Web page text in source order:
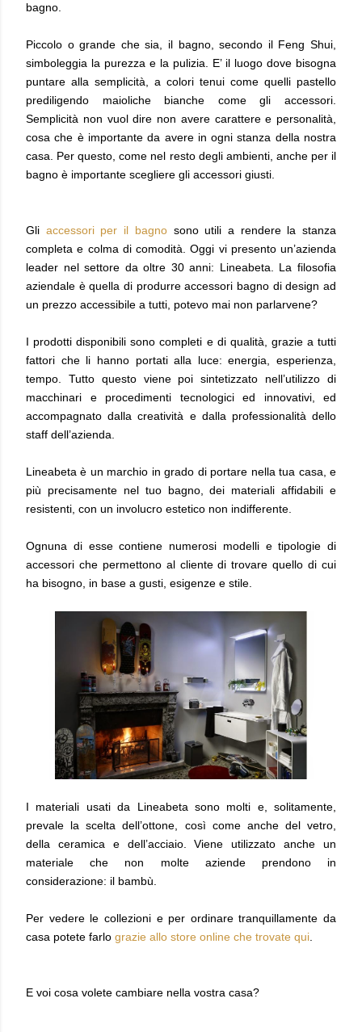
bagno.
Piccolo o grande che sia, il bagno, secondo il Feng Shui,
simboleggia la purezza e la pulizia. E’ il luogo dove bisogna
puntare alla semplicità, a colori tenui come quelli pastello
prediligendo maioliche bianche come gli accessori.
Semplicità non vuol dire non avere carattere e personalità,
cosa che è importante da avere in ogni stanza della nostra
casa. Per questo, come nel resto degli ambienti, anche per il
bagno è importante scegliere gli accessori giusti.
Gli accessori per il bagnosono utili a rendere la stanza
completa e colma di comodità. Oggi vi presento un’azienda
leader nel settore da oltre 30 anni: Lineabeta. La filosofia
aziendale è quella di produrre accessori bagno di design ad
un prezzo accessibile a tutti, potevo mai non parlarvene?
I prodotti disponibili sono completi e di qualità, grazie a tutti
fattori che li hanno portati alla luce: energia, esperienza,
tempo. Tutto questo viene poi sintetizzato nell’utilizzo di
macchinari e procedimenti tecnologici ed innovativi, ed
accompagnato dalla creatività e dalla professionalità dello
staff dell’azienda.
Lineabeta è un marchio in grado di portare nella tua casa, e
più precisamente nel tuo bagno, dei materiali affidabili e
resistenti, con un involucro estetico non indifferente.
Ognuna di esse contiene numerosi modelli e tipologie di
accessori che permettono al cliente di trovare quello di cui
ha bisogno, in base a gusti, esigenze e stile.
I materiali usati da Lineabeta sono molti e, solitamente,
prevale la scelta dell’ottone, così come anche del vetro,
della ceramica e dell’acciaio. Viene utilizzato anche un
materiale che non molte aziende prendono in
considerazione: il bambù.
Per vedere le collezioni e per ordinare tranquillamente da
casa potete farlo grazie allo store online che trovate qui
E voi cosa volete cambiare nella vostra casa?